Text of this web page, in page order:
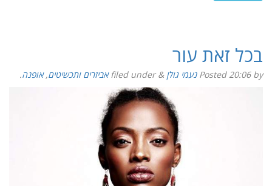
בכל זאת עור
Posted 20:06by נעמי גולן &
filed under אביזרים ותכשיטים,אופנה.